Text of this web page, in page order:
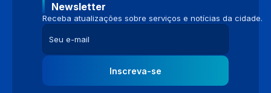
Newsletter
Receba atualizações sobre serviços e notícias da cidade.
Inscreva-se